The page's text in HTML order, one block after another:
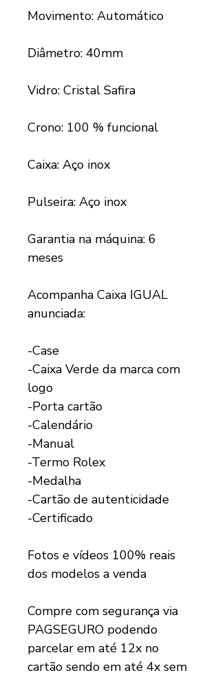
Movimento: Automático
Diâmetro: 40mm
Vidro: Cristal Safira
Crono: 100 % funcional
Caixa: Aço inox
Pulseira: Aço inox
Garantia na máquina: 6
meses
Acompanha Caixa IGUAL
anunciada:
-Case
-Caixa Verde da marca com
logo
-Porta cartão
-Calendário
-Manual
-Termo Rolex
-Medalha
-Cartão de autenticidade
-Certificado
Fotos e vídeos 100% reais
dos modelos a venda
Compre com segurança via
PAGSEGURO podendo
parcelar em até 12x no
cartão sendo em até 4x sem